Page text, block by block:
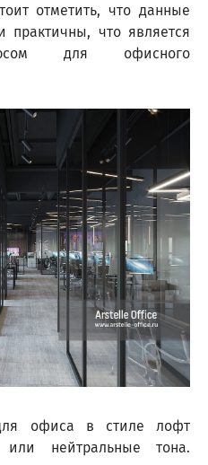
отметить, что данные
практичны, что является
для офисного
офиса в стиле лофт
или нейтральные тона.